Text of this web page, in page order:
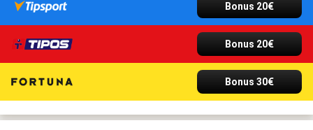
Bonus 20€
Bonus 20€
Bonus 30€